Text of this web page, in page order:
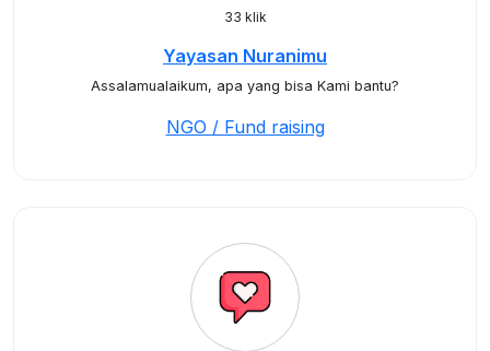
33 klik
Yayasan Nuranimu
Assalamualaikum, apa yang bisa Kami bantu?
NGO / Fund raising